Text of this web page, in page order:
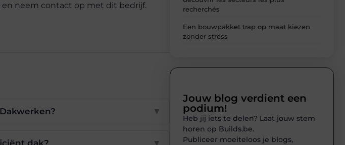
neem contact op met dit bedrijf.
▼
dak? ▼
recherchés
Een bouwpakket trap op maat kiezen
zonder stress
Jouw blog verdient een
podium!
Heb jij iets te delen? Laat jouw stem
horen op Builds.be.
Publiceer moeiteloos je blogs,